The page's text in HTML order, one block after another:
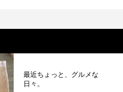
最近ちょっと、グルメな
日々。